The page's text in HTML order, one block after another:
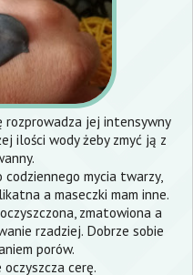
rozprowadza jej intensywny
ilości wody żeby zmyć ją z
mycia twarzy,
a maseczki mam inne.
zmatowiona a
rzadziej. Dobrze sobie
porów.
oczyszcza cerę.